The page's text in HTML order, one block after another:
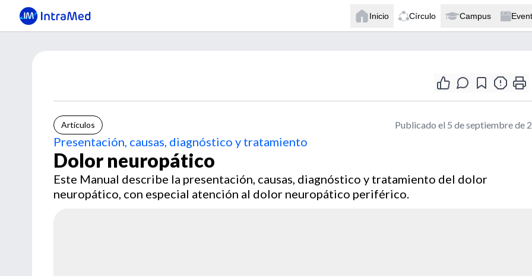
Inicio Círculo Campus
Artículos Publicado el 5 de septiembre de
Presentación, causas, diagnóstico y tratamiento
Dolor neuropático
Este Manual describe la presentación, causas, diagnóstico y tratamiento del dolor
neuropático, con especial atención al dolor neuropático periférico.